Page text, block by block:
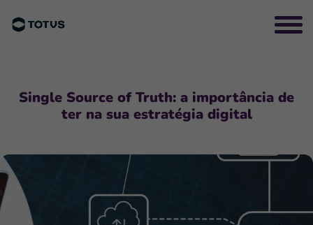
Single Source of Truth: a importância de
ter na sua estratégia digital